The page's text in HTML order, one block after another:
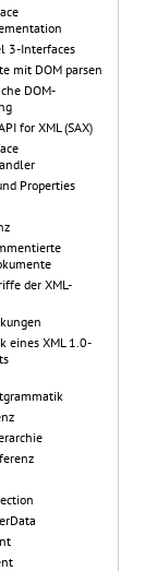
3-Interfaces
mit DOM parsen
DOM-
for XML (SAX)
Properties
der XML-
eines XML 1.0-